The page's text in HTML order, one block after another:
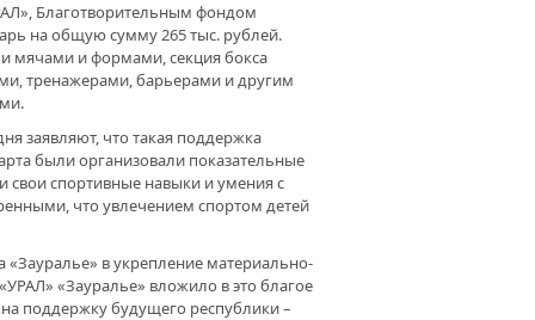
НЕТ. «ФАКЕЛ» ЭТО
МОЕЙ МЕЧТЫ». ОБЩЕСТВО
ДЛЯ ДЕТЕЙ
ПРОВЕЛ ОЧЕРЕДНОЕ
Благотворительным фондом
на общую сумму 265 тыс. рублей.
мячами и формами, секция бокса
тренажерами, барьерами и другим
заявляют, что такая поддержка
были организовали показательные
спортивные навыки и умения с
что увлечением спортом детей
«Зауралье» в укрепление материально-
«Зауралье» вложило в это благое
поддержку будущего республики –